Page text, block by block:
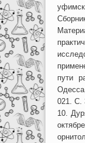
пути
021. С.
10.